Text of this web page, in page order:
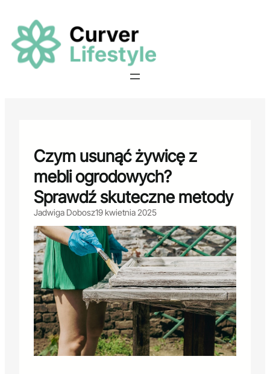
treści
Czym usunąć żywicę z
mebli ogrodowych?
Sprawdź skuteczne metody
Jadwiga Dobosz19 kwietnia 2025